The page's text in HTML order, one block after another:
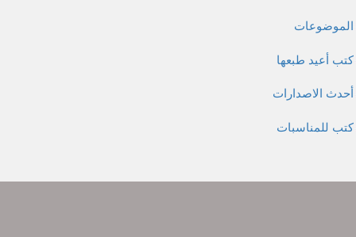
الموضوعات
كتب أعيد طبعها
أحدث الاصدارات
كتب للمناسبات